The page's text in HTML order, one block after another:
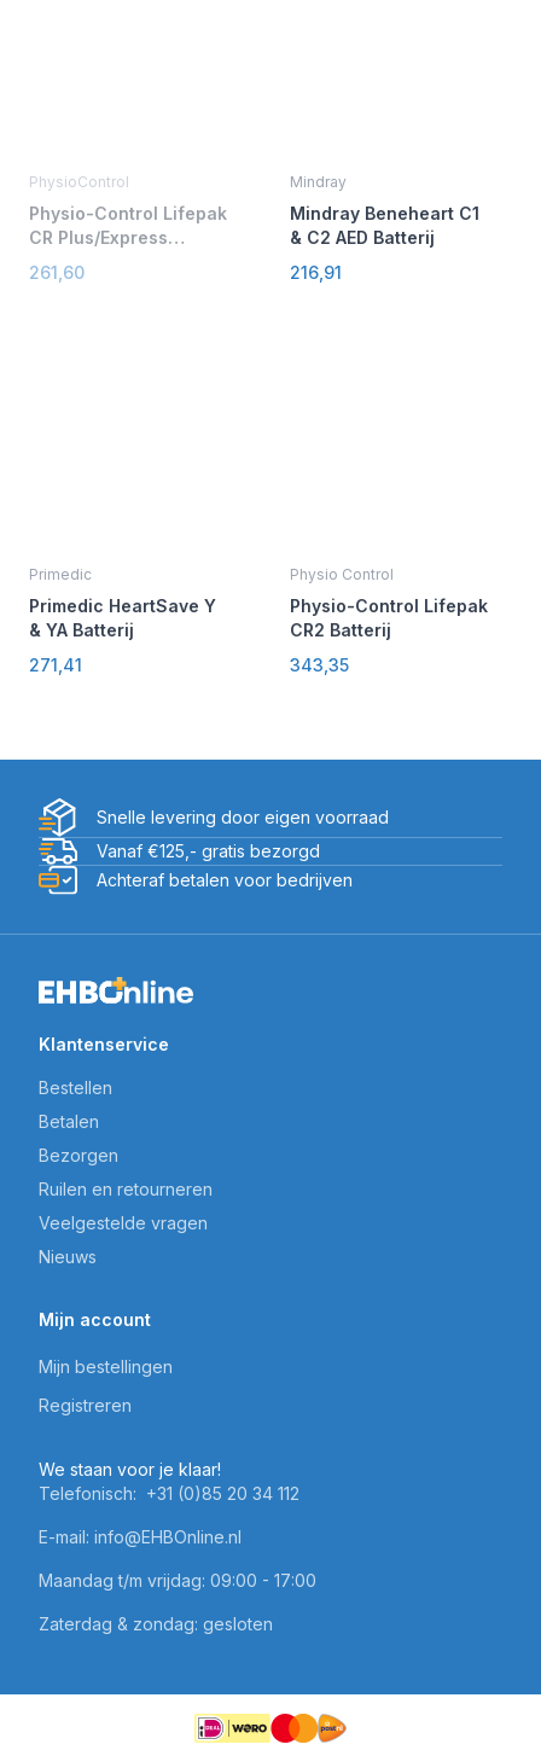
PhysioControl
Physio-Control Lifepak
CR Plus/Express
vervangingsset 2x
elektroden / 1x accu
261,60
Mindray
Mindray Beneheart C1
& C2 AED Batterij
216,91
Primedic
Primedic HeartSave Y
& YA Batterij
271,41
Physio Control
Physio-Control Lifepak
CR2 Batterij
343,35
Snelle levering door eigen voorraad
Vanaf €125,- gratis bezorgd
Achteraf betalen voor bedrijven
Klantenservice
Bestellen
Betalen
Bezorgen
Ruilen en retourneren
Veelgestelde vragen
Nieuws
Mijn account
Mijn bestellingen
Registreren
We staan voor je klaar!
Telefonisch: +31 (0)85 20 34 112
E-mail: info@EHBOnline.nl
Maandag t/m vrijdag: 09:00 - 17:00
Zaterdag & zondag: gesloten